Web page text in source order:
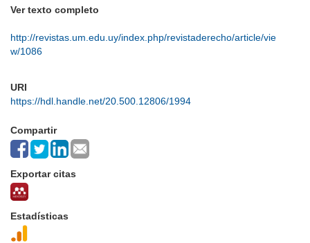
Ver texto completo
http://revistas.um.edu.uy/index.php/revistaderecho/article/vie
w/1086
URI
https://hdl.handle.net/20.500.12806/1994
Compartir
Exportar citas
Estadísticas